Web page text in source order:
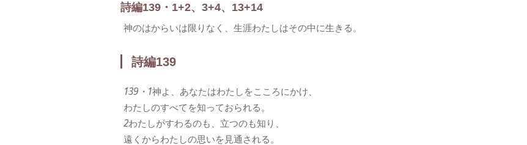
詩編139・1+2、3+4、13+14
神のはからいは限りなく、生涯わたしはその中に生きる。
詩編139
139・1神よ、あなたはわたしをこころにかけ、
わたしのすべてを知っておられる。
2わたしがすわるのも、立つのも知り、
遠くからわたしの思いを見通される。